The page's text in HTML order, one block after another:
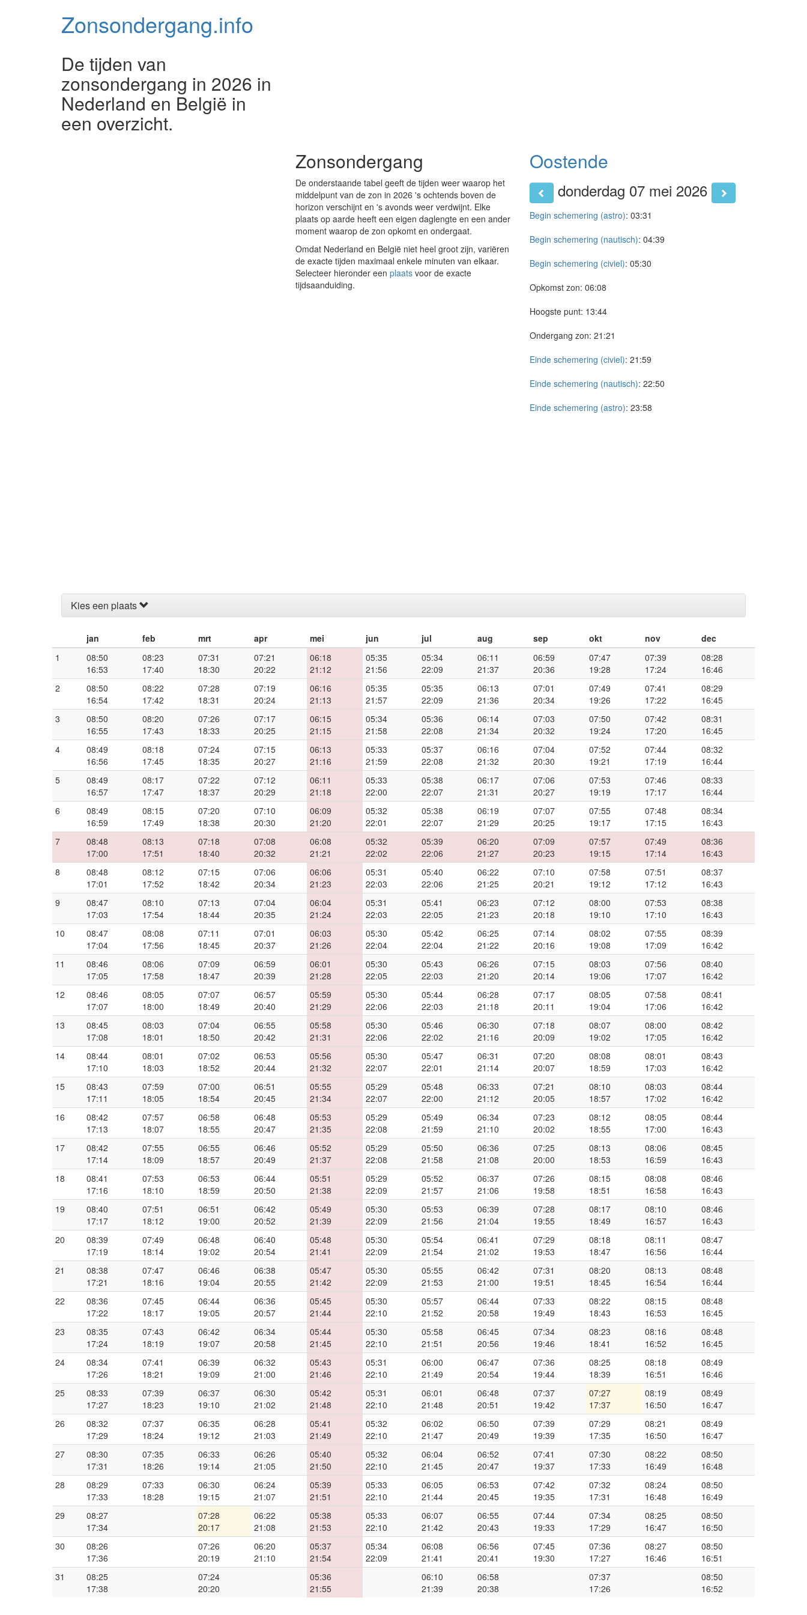
Zonsondergang.info
De tijden van
zonsondergang in 2026 in
Nederland en België in
een overzicht.
Zonsondergang
De onderstaande tabel geeft de tijden weer waarop het
middelpunt van de zon in 2026 's ochtends boven de
horizon verschijnt en 's avonds weer verdwijnt. Elke
plaats op aarde heeft een eigen daglengte en een ander
moment waarop de zon opkomt en ondergaat.
Omdat Nederland en België niet heel groot zijn, variëren
de exacte tijden maximaal enkele minuten van elkaar.
Selecteer hieronder een plaats voor de exacte
tijdsaanduiding.
Oostende
donderdag 07 mei 2026
Begin schemering (astro): 03:31
Begin schemering (nautisch): 04:39
Begin schemering (civiel): 05:30
Opkomst zon: 06:08
Hoogste punt: 13:44
Ondergang zon: 21:21
Einde schemering (civiel): 21:59
Einde schemering (nautisch): 22:50
Einde schemering (astro): 23:58
Kies een plaats
jan feb mrt apr mei jun jul aug sep okt nov
dec
1
08:50
16:53
08:23
17:40
07:31
18:30
07:21
20:22
06:18
21:12
05:35
21:56
05:34
22:09
06:11
21:37
06:59
20:36
07:47
19:28
07:39
17:24
08:28
16:46
2
08:50
16:54
08:22
17:42
07:28
18:31
07:19
20:24
06:16
21:13
05:35
21:57
05:35
22:09
06:13
21:36
07:01
20:34
07:49
19:26
07:41
17:22
08:29
16:45
3
08:50
16:55
08:20
17:43
07:26
18:33
07:17
20:25
06:15
21:15
05:34
21:58
05:36
22:08
06:14
21:34
07:03
20:32
07:50
19:24
07:42
17:20
08:31
16:45
4
08:49
16:56
08:18
17:45
07:24
18:35
07:15
20:27
06:13
21:16
05:33
21:59
05:37
22:08
06:16
21:32
07:04
20:30
07:52
19:21
07:44
17:19
08:32
16:44
5
08:49
16:57
08:17
17:47
07:22
18:37
07:12
20:29
06:11
21:18
05:33
22:00
05:38
22:07
06:17
21:31
07:06
20:27
07:53
19:19
07:46
17:17
08:33
16:44
6
08:49
16:59
08:15
17:49
07:20
18:38
07:10
20:30
06:09
21:20
05:32
22:01
05:38
22:07
06:19
21:29
07:07
20:25
07:55
19:17
07:48
17:15
08:34
16:43
7
08:48
17:00
08:13
17:51
07:18
18:40
07:08
20:32
06:08
21:21
05:32
22:02
05:39
22:06
06:20
21:27
07:09
20:23
07:57
19:15
07:49
17:14
08:36
16:43
8
08:48
17:01
08:12
17:52
07:15
18:42
07:06
20:34
06:06
21:23
05:31
22:03
05:40
22:06
06:22
21:25
07:10
20:21
07:58
19:12
07:51
17:12
08:37
16:43
9
08:47
17:03
08:10
17:54
07:13
18:44
07:04
20:35
06:04
21:24
05:31
22:03
05:41
22:05
06:23
21:23
07:12
20:18
08:00
19:10
07:53
17:10
08:38
16:43
10
08:47
17:04
08:08
17:56
07:11
18:45
07:01
20:37
06:03
21:26
05:30
22:04
05:42
22:04
06:25
21:22
07:14
20:16
08:02
19:08
07:55
17:09
08:39
16:42
11
08:46
17:05
08:06
17:58
07:09
18:47
06:59
20:39
06:01
21:28
05:30
22:05
05:43
22:03
06:26
21:20
07:15
20:14
08:03
19:06
07:56
17:07
08:40
16:42
12
08:46
17:07
08:05
18:00
07:07
18:49
06:57
20:40
05:59
21:29
05:30
22:06
05:44
22:03
06:28
21:18
07:17
20:11
08:05
19:04
07:58
17:06
08:41
16:42
13
08:45
17:08
08:03
18:01
07:04
18:50
06:55
20:42
05:58
21:31
05:30
22:06
05:46
22:02
06:30
21:16
07:18
20:09
08:07
19:02
08:00
17:05
08:42
16:42
14
08:44
17:10
08:01
18:03
07:02
18:52
06:53
20:44
05:56
21:32
05:30
22:07
05:47
22:01
06:31
21:14
07:20
20:07
08:08
18:59
08:01
17:03
08:43
16:42
15
08:43
17:11
07:59
18:05
07:00
18:54
06:51
20:45
05:55
21:34
05:29
22:07
05:48
22:00
06:33
21:12
07:21
20:05
08:10
18:57
08:03
17:02
08:44
16:42
16
08:42
17:13
07:57
18:07
06:58
18:55
06:48
20:47
05:53
21:35
05:29
22:08
05:49
21:59
06:34
21:10
07:23
20:02
08:12
18:55
08:05
17:00
08:44
16:43
17
08:42
17:14
07:55
18:09
06:55
18:57
06:46
20:49
05:52
21:37
05:29
22:08
05:50
21:58
06:36
21:08
07:25
20:00
08:13
18:53
08:06
16:59
08:45
16:43
18
08:41
17:16
07:53
18:10
06:53
18:59
06:44
20:50
05:51
21:38
05:29
22:09
05:52
21:57
06:37
21:06
07:26
19:58
08:15
18:51
08:08
16:58
08:46
16:43
19
08:40
17:17
07:51
18:12
06:51
19:00
06:42
20:52
05:49
21:39
05:30
22:09
05:53
21:56
06:39
21:04
07:28
19:55
08:17
18:49
08:10
16:57
08:46
16:43
20
08:39
17:19
07:49
18:14
06:48
19:02
06:40
20:54
05:48
21:41
05:30
22:09
05:54
21:54
06:41
21:02
07:29
19:53
08:18
18:47
08:11
16:56
08:47
16:44
21
08:38
17:21
07:47
18:16
06:46
19:04
06:38
20:55
05:47
21:42
05:30
22:09
05:55
21:53
06:42
21:00
07:31
19:51
08:20
18:45
08:13
16:54
08:48
16:44
22
08:36
17:22
07:45
18:17
06:44
19:05
06:36
20:57
05:45
21:44
05:30
22:10
05:57
21:52
06:44
20:58
07:33
19:49
08:22
18:43
08:15
16:53
08:48
16:45
23
08:35
17:24
07:43
18:19
06:42
19:07
06:34
20:58
05:44
21:45
05:30
22:10
05:58
21:51
06:45
20:56
07:34
19:46
08:23
18:41
08:16
16:52
08:48
16:45
24
08:34
17:26
07:41
18:21
06:39
19:09
06:32
21:00
05:43
21:46
05:31
22:10
06:00
21:49
06:47
20:54
07:36
19:44
08:25
18:39
08:18
16:51
08:49
16:46
25
08:33
17:27
07:39
18:23
06:37
19:10
06:30
21:02
05:42
21:48
05:31
22:10
06:01
21:48
06:48
20:51
07:37
19:42
07:27
17:37
08:19
16:50
08:49
16:47
26
08:32
17:29
07:37
18:24
06:35
19:12
06:28
21:03
05:41
21:49
05:32
22:10
06:02
21:47
06:50
20:49
07:39
19:39
07:29
17:35
08:21
16:50
08:49
16:47
27
08:30
17:31
07:35
18:26
06:33
19:14
06:26
21:05
05:40
21:50
05:32
22:10
06:04
21:45
06:52
20:47
07:41
19:37
07:30
17:33
08:22
16:49
08:50
16:48
28
08:29
17:33
07:33
18:28
06:30
19:15
06:24
21:07
05:39
21:51
05:33
22:10
06:05
21:44
06:53
20:45
07:42
19:35
07:32
17:31
08:24
16:48
08:50
16:49
29
08:27
17:34
07:28
20:17
06:22
21:08
05:38
21:53
05:33
22:10
06:07
21:42
06:55
20:43
07:44
19:33
07:34
17:29
08:25
16:47
08:50
16:50
30
08:26
17:36
07:26
20:19
06:20
21:10
05:37
21:54
05:34
22:09
06:08
21:41
06:56
20:41
07:45
19:30
07:36
17:27
08:27
16:46
08:50
16:51
31
08:25
17:38
07:24
20:20
05:36
21:55
06:10
21:39
06:58
20:38
07:37
17:26
08:50
16:52